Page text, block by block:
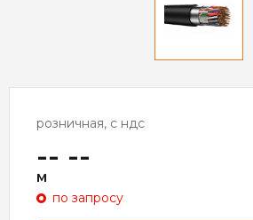
розничная, с ндс
-- --
м
по запросу